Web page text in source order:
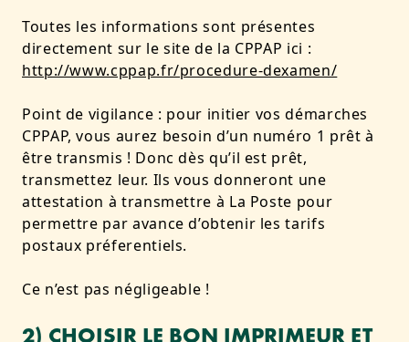
Toutes les informations sont présentes
directement sur le site de la CPPAP ici :
http://www.cppap.fr/procedure-dexamen/
Point de vigilance : pour initier vos démarches
CPPAP, vous aurez besoin d’un numéro 1 prêt à
être transmis ! Donc dès qu’il est prêt,
transmettez leur. Ils vous donneront une
attestation à transmettre à La Poste pour
permettre par avance d’obtenir les tarifs
postaux préferentiels.
Ce n’est pas négligeable !
2) CHOISIR LE BON IMPRIMEUR ET